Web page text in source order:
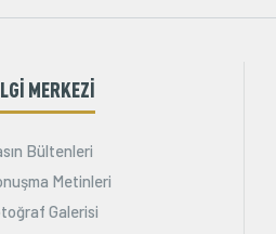
MERKEZİ
Bültenleri
Metinleri
Galerisi